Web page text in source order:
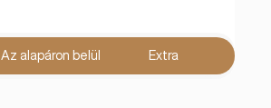
Az alapáron belül Extra